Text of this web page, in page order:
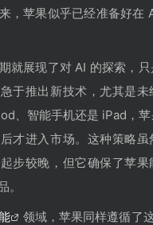
，苹果似乎已经准备好在
就展现了对 AI 的探索，
于推出新技术，尤其是未
、智能手机还是 iPad，
才进入市场。这种策略虽
步较晚，但它确保了苹
。
领域，苹果同样遵循了